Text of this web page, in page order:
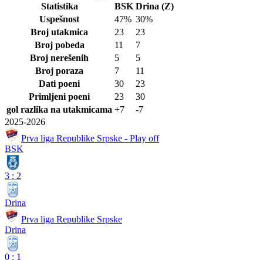
Statistika
BSK Drina (Z)
Uspešnost
47% 30%
Broj utakmica
23
23
Broj pobeda
11
7
Broj nerešenih
5
5
Broj poraza
7
11
Dati poeni
30
23
Primljeni poeni
23
30
gol razlika na utakmicama +7
-7
2025-2026
Prva liga Republike Srpske - Play off
BSK
3 : 2
Drina
Prva liga Republike Srpske
Drina
0 : 1